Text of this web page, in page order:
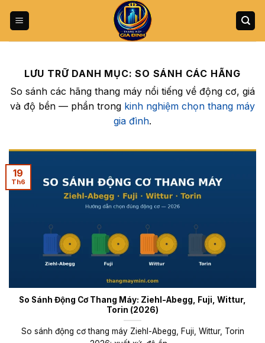
qua
LƯU TRỮ DANH MỤC:SO SÁNH CÁC HÃNG
So sánh các hãng thang máy nổi tiếng về động cơ, giá
và độ bền — phần trong kinh nghiệm chọn thang máy
gia đình.
So Sánh Động Cơ Thang Máy: Ziehl-Abegg, Fuji, Wittur,
Torin (2026)
So sánh động cơ thang máy Ziehl-Abegg, Fuji, Wittur, Torin
19
Th6